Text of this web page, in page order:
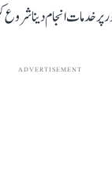
پر خدمات انجام دینا
ADVERTISEMENT